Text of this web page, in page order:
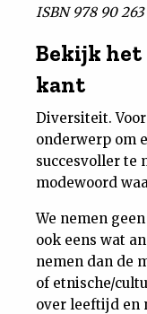
ISBN 978 90 263
Bekijk het
kant
Diversiteit.
onderwerp om
succesvoller te
modewoord
We nemen
ook eens wat
nemen dan de
of etnische/
over leeftijd en